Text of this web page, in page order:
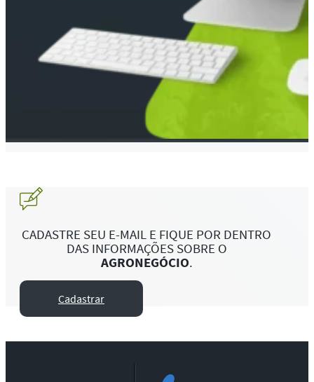
CADASTRE SEU E-MAIL E FIQUE POR DENTRO
DAS INFORMAÇÕES SOBRE O
AGRONEGÓCIO.
Cadastrar